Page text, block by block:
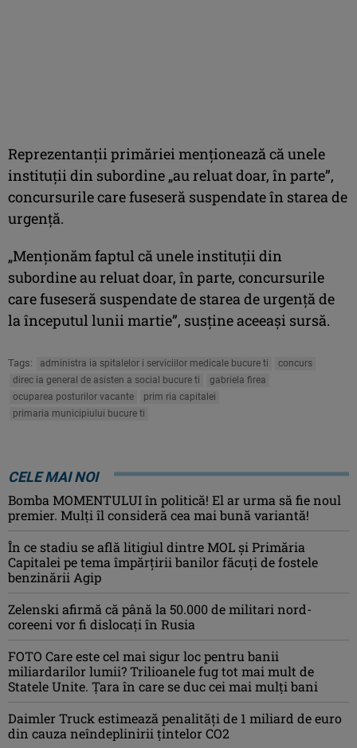
Reprezentanţii primăriei menţionează că unele
instituţii din subordine „au reluat doar, în parte”,
concursurile care fuseseră suspendate în starea de
urgenţă.
„Menţionăm faptul că unele instituţii din
subordine au reluat doar, în parte, concursurile
care fuseseră suspendate de starea de urgenţă de
la începutul lunii martie”, susţine aceeaşi sursă.
Tags: administra ia spitalelor i serviciilor medicale bucure ti
concurs
direc ia general de asisten a social bucure ti
gabriela firea
ocuparea posturilor vacante
prim ria capitalei
primaria municipiului bucure ti
CELE MAI NOI
Bomba MOMENTULUI în politică! El ar urma să fie noul
premier. Mulți îl consideră cea mai bună variantă!
În ce stadiu se află litigiul dintre MOL și Primăria
Capitalei pe tema împărțirii banilor făcuți de fostele
benzinării Agip
Zelenski afirmă că până la 50.000 de militari nord-
coreeni vor fi dislocaţi în Rusia
FOTO Care este cel mai sigur loc pentru banii
miliardarilor lumii? Trilioanele fug tot mai mult de
Statele Unite. Țara în care se duc cei mai mulți bani
Daimler Truck estimează penalități de 1 miliard de euro
din cauza neîndeplinirii țintelor CO2